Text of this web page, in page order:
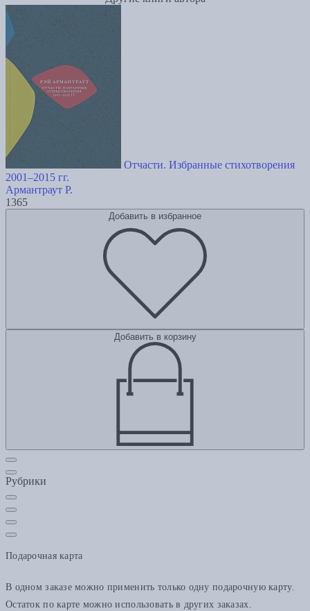
Отчасти. Избранные стихотворения
2001–2015 гг.
Армантраут Р.
1365
Добавить в избранное
Добавить в корзину
Рубрики
Подарочная карта
В одном заказе можно применить только одну подарочную карту.
Остаток по карте можно использовать в других заказах.